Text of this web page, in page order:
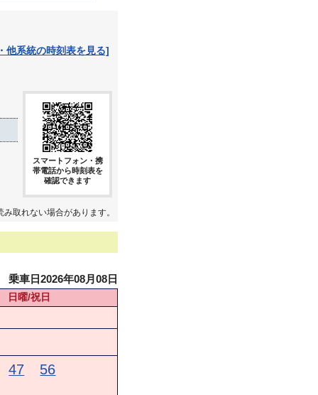
他系統の時刻表を見る]
スマートフォン・携
帯電話から時刻表を
確認できます
取れない場合があります。
乗車日2026年08月08日
日曜/祝日
47 56